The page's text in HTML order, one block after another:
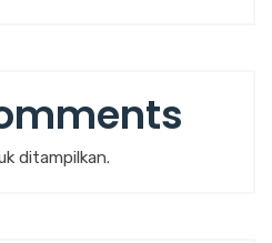
ditampilkan.